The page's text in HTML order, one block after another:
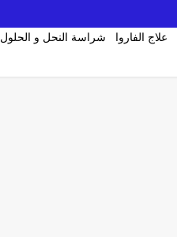
علاج الفاروا شراسة النحل و الحلول